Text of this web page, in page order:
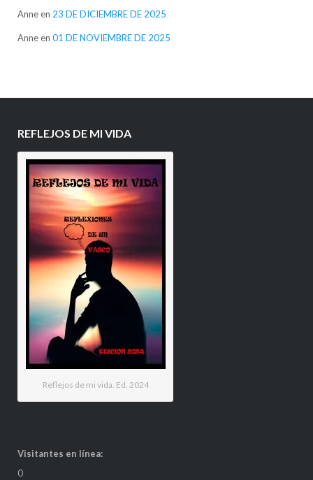
Anneen 23 DE DICIEMBRE DE 2025
Anneen 01 DE NOVIEMBRE DE 2025
REFLEJOS DE MI VIDA
Reflejos de mi vida. Ed. 2024
Visitantes en línea:
0